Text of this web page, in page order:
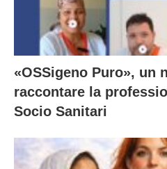
«OSSigeno Puro», un
raccontare la
Socio Sanitari